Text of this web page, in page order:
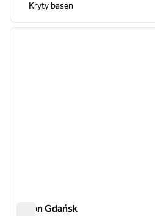
Kryty basen
1 z 12
Hilton Gdańsk